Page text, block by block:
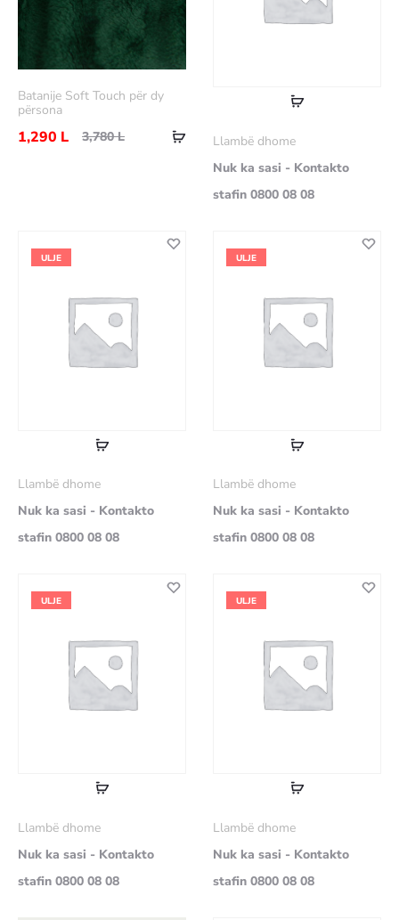
Shtoje
shportë
Batanije Soft Touch për dy
përsona
3,780L
1,290 L
Lexoni
Llambë dhome
Nuk ka sasi - Kontakto
stafin 0800 08 08
ULJE
Lexoni
Llambë dhome
Nuk ka sasi - Kontakto
stafin 0800 08 08
ULJE
Lexoni
Llambë dhome
Nuk ka sasi - Kontakto
stafin 0800 08 08
ULJE
Lexoni
Llambë dhome
Nuk ka sasi - Kontakto
stafin 0800 08 08
ULJE
Lexoni
Llambë dhome
Nuk ka sasi - Kontakto
stafin 0800 08 08